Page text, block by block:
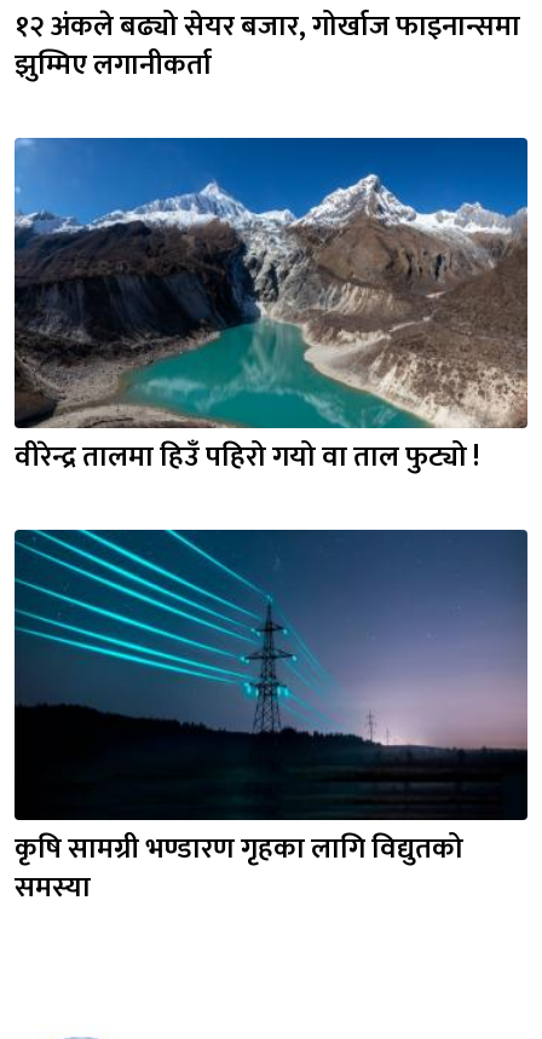
१२ अंकले बढ्यो सेयर बजार, गोर्खाज फाइनान्समा
झुम्मिए लगानीकर्ता
वीरेन्द्र तालमा हिउँ पहिरो गयो वा ताल फुट्यो !
कृषि सामग्री भण्डारण गृहका लागि विद्युतको
समस्या